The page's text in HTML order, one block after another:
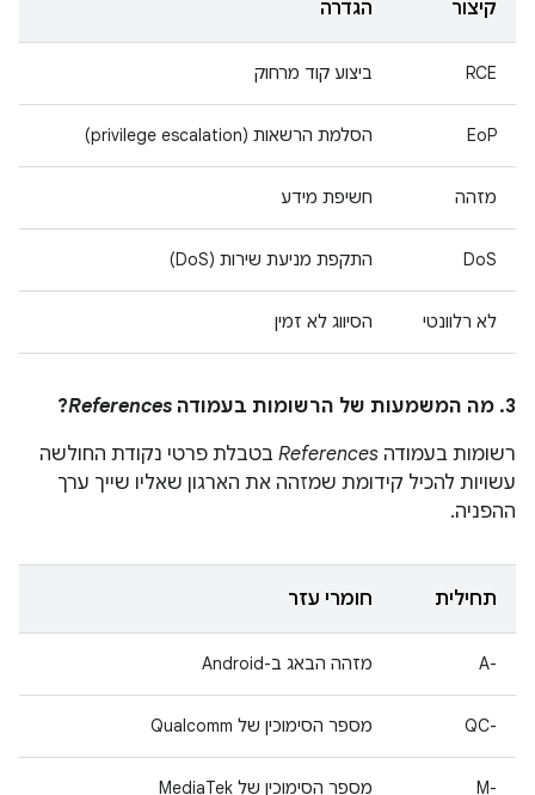
קיצור הגדרה
RCE ביצוע קוד מרחוק
EoP הסלמת הרשאות (privilege escalation)
מזהה חשיפת מידע
DoS התקפת מניעת שירות (DoS)
לא רלוונטי הסיווג לא זמין
3. מה המשמעות של הרשומות בעמודה References
?
רשומות בעמודה References בטבלת פרטי נקודת החולשה
עשויות להכיל קידומת שמזהה את הארגון שאליו שייך ערך
ההפניה.
תחילית חומרי עזר
A-‎ מזהה הבאג ב-Android
QC-‎ מספר הסימוכין של Qualcomm
M-‎ מספר הסימוכין של MediaTek